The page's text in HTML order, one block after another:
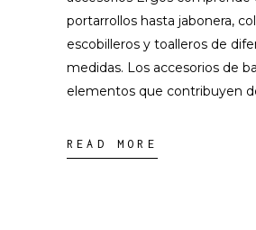
portarrollos hasta jabonera,
escobilleros y toalleros de
medidas. Los accesorios de
elementos que contribuyen
READ MORE